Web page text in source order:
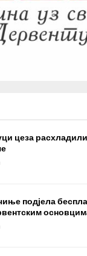
цеза
подјела